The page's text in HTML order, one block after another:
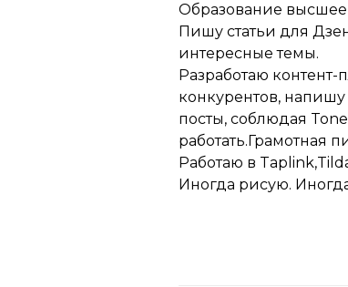
Образование
Пишу статьи для
интересные темы.
Разработаю
конкурентов,
посты, соблюдая
работать.Грамотная
Работаю в
Иногда рисую.